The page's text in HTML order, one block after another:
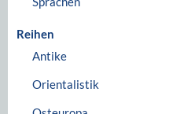
Reihen
Antike
Orientalistik